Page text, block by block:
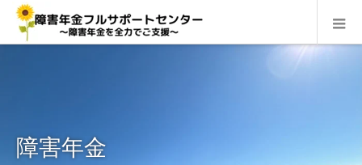
障害年金